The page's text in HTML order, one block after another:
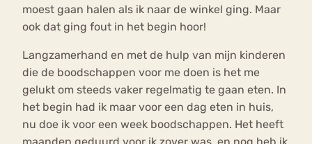
moest gaan halen als ik naar de winkel ging. Maar
ook dat ging fout in het begin hoor!
Langzamerhand en met de hulp van mijn kinderen
die de boodschappen voor me doen is het me
gelukt om steeds vaker regelmatig te gaan eten. In
het begin had ik maar voor een dag eten in huis,
nu doe ik voor een week boodschappen. Het heeft